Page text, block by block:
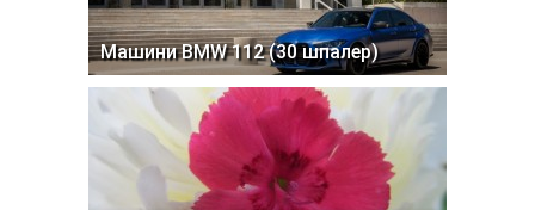
Машини BMW 112 (30 шпалер)